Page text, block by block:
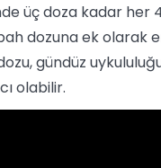
üç doza kadar her
dozuna ek olarak
gündüz
olabilir.